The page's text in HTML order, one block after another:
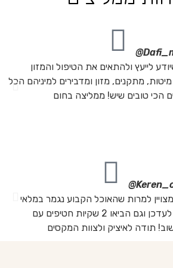
לייעץ ולהתאים את הטיפול והמזון
מתקנים, מזון ומדבירים למיניהם הכל
הכי טובים שיש! ממליצה בחום
למרות שהאוכל הקבוע נגמר במלאי
הציעו אוכל חלופי ודאגו לעדכן וגם הביאו 2 שקיות חטיפים עם
תודה לאיציק ולצוות המקסים